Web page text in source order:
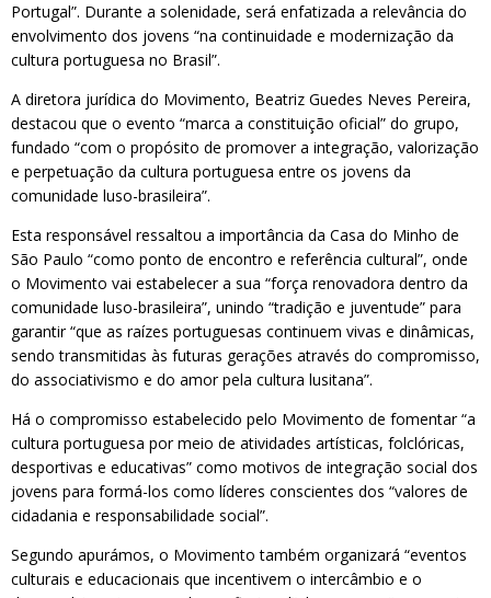
Portugal”. Durante a solenidade, será enfatizada a relevância do
envolvimento dos jovens “na continuidade e modernização da
cultura portuguesa no Brasil”.
A diretora jurídica do Movimento, Beatriz Guedes Neves Pereira,
destacou que o evento “marca a constituição oficial” do grupo,
fundado “com o propósito de promover a integração, valorização
e perpetuação da cultura portuguesa entre os jovens da
comunidade luso-brasileira”.
Esta responsável ressaltou a importância da Casa do Minho de
São Paulo “como ponto de encontro e referência cultural”, onde
o Movimento vai estabelecer a sua “força renovadora dentro da
comunidade luso-brasileira”, unindo “tradição e juventude” para
garantir “que as raízes portuguesas continuem vivas e dinâmicas,
sendo transmitidas às futuras gerações através do compromisso,
do associativismo e do amor pela cultura lusitana”.
Há o compromisso estabelecido pelo Movimento de fomentar “a
cultura portuguesa por meio de atividades artísticas, folclóricas,
desportivas e educativas” como motivos de integração social dos
jovens para formá-los como líderes conscientes dos “valores de
cidadania e responsabilidade social”.
Segundo apurámos, o Movimento também organizará “eventos
culturais e educacionais que incentivem o intercâmbio e o